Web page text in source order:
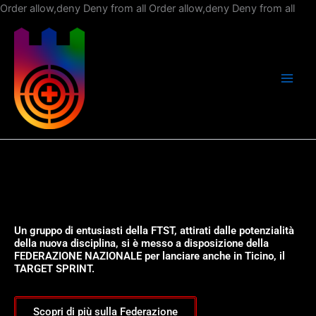
Order allow,deny Deny from all Order allow,deny Deny from allVai
Un gruppo di entusiasti della FTST, attirati dalle potenzialità
della nuova disciplina, si è messo a disposizione della
FEDERAZIONE NAZIONALE per lanciare anche in Ticino, il
TARGET SPRINT.
Scopri di più sulla Federazione